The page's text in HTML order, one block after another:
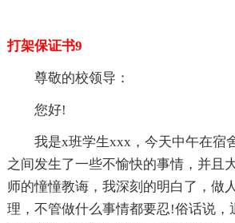
打架保证书9
尊敬的校领导：
您好!
我是x班学生xxx，今天中午在宿
之间发生了一些不愉快的事情，并且
师的憧憧教诲，我深刻的明白了，做
理，不管做什么事情都要忍!俗话说，